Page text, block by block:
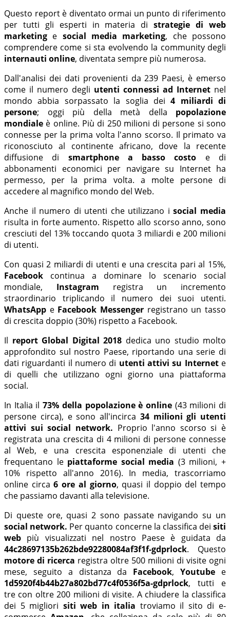
Questo report è diventato ormai un punto di riferimento
per tutti gli esperti in materia distrategie di web
marketing e social media marketing, che possono
comprendere come si sta evolvendo la community degli
internauti online, diventata sempre più numerosa.
Dall'analisi dei dati provenienti da 239 Paesi, è emerso
come il numero degli utenti connessi ad Internet nel
mondo abbia sorpassato la soglia dei4 miliardi di
persone; oggi più della metà della popolazione
mondiale è online. Più di 250 milioni di persone si sono
connesse per la prima volta l'anno scorso. Il primato va
riconosciuto al continente africano, dove la recente
diffusione di smartphone a basso costo e di
abbonamenti economici per navigare su Internet ha
permesso, per la prima volta. a molte persone di
accedere al magnifico mondo del Web.
Anche il numero di utenti che utilizzano isocial media
risulta in forte aumento. Rispetto allo scorso anno, sono
cresciuti del 13% toccando quota 3 miliardi e 200 milioni
di utenti.
Con quasi 2 miliardi di utenti e una crescita pari al 15%,
Facebook continua a dominare lo scenario social
mondiale, Instagram registra un incremento
straordinario triplicando il numero dei suoi utenti.
WhatsApp e Facebook Messenger registrano un tasso
di crescita doppio (30%) rispetto a Facebook.
Il report Global Digital 2018 dedica uno studio molto
approfondito sul nostro Paese, riportando una serie di
dati riguardanti il numero di utenti attivi su Internete
di quelli che utilizzano ogni giorno una piattaforma
social.
In Italia il73% della popolazione è online(43 milioni di
persone circa), e sono all'incirca 34 milioni gli utenti
attivi sui social network. Proprio l'anno scorso si è
registrata una crescita di 4 milioni di persone connesse
al Web, e una crescita esponenziale di utenti che
frequentano le piattaforme social media (3 milioni, +
10% rispetto all'anno 2016). In media, trascorriamo
online circa6 ore al giorno, quasi il doppio del tempo
che passiamo davanti alla televisione.
Di queste ore, quasi 2 sono passate navigando su un
social network. Per quanto concerne la classifica dei siti
web più visualizzati nel nostro Paese è guidata da
44c28697135b262bde92280084af3f1f-gdprlock. Questo
motore di ricerca registra oltre 500 milioni di visite ogni
mese, seguito a distanza da Facebook,Youtube e
1d5920f4b44b27a802bd77c4f0536f5a-gdprlock, tutti e
tre con oltre 200 milioni di visite. A chiudere la classifica
dei 5 migliori siti web in italia troviamo il sito di e-